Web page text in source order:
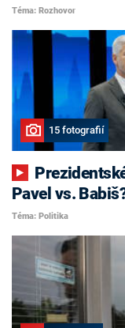
Téma: Rozhovor
15 fotografií
Pavel vs.
Téma: Politika